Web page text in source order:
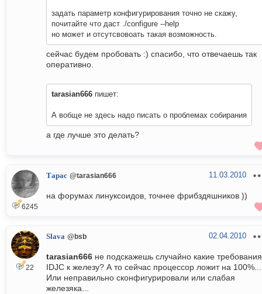
задать параметр конфигурирования точно не скажу,
почитайте что даст ./configure --help
но может и отсутсвовоать такая возможность.
сейчас будем пробовать :) спасибо, что отвечаешь так
оперативно.
tarasian666 пишет:
А вобще не здесь надо писать о проблемах собирания
а где лучше это делать?
6245
Тарас @tarasian666 11.03.2010
на форумах линуксоидов, точнее фрибздяшников ))
22
Slava @bsb 02.04.2010
tarasian666 не подскажешь случайно какие
IDJC к железу? А то сейчас процессор ложит на 100%...
Или неправильно сконфигурировали или слабая
железяка...